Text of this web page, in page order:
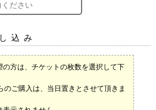
込み
方は、チケットの枚数を選択して下
ご購入は、当日置きとさせて頂きま